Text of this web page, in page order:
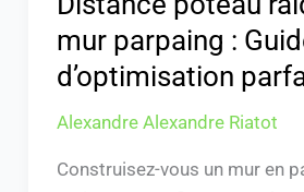
mur parpaing :
d’optimisation
Alexandre Alexandre Riatot
Construisez-vous un mur en